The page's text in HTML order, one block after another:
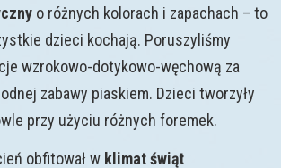
o różnych kolorach i zapachach – to
dzieci kochają. Poruszyliśmy
wzrokowo-dotykowo-węchową za
zabawy piaskiem. Dzieci tworzyły
przy użyciu różnych foremek.
obfitował w klimat świąt